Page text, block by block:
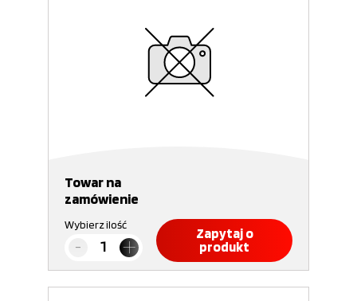
Towar na
zamówienie
Wybierz ilość
Zapytaj o
produkt